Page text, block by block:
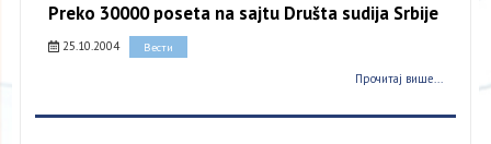
Preko 30000 poseta na sajtu Društa sudija Srbije
25.10.2004 Вести
Прочитај више...